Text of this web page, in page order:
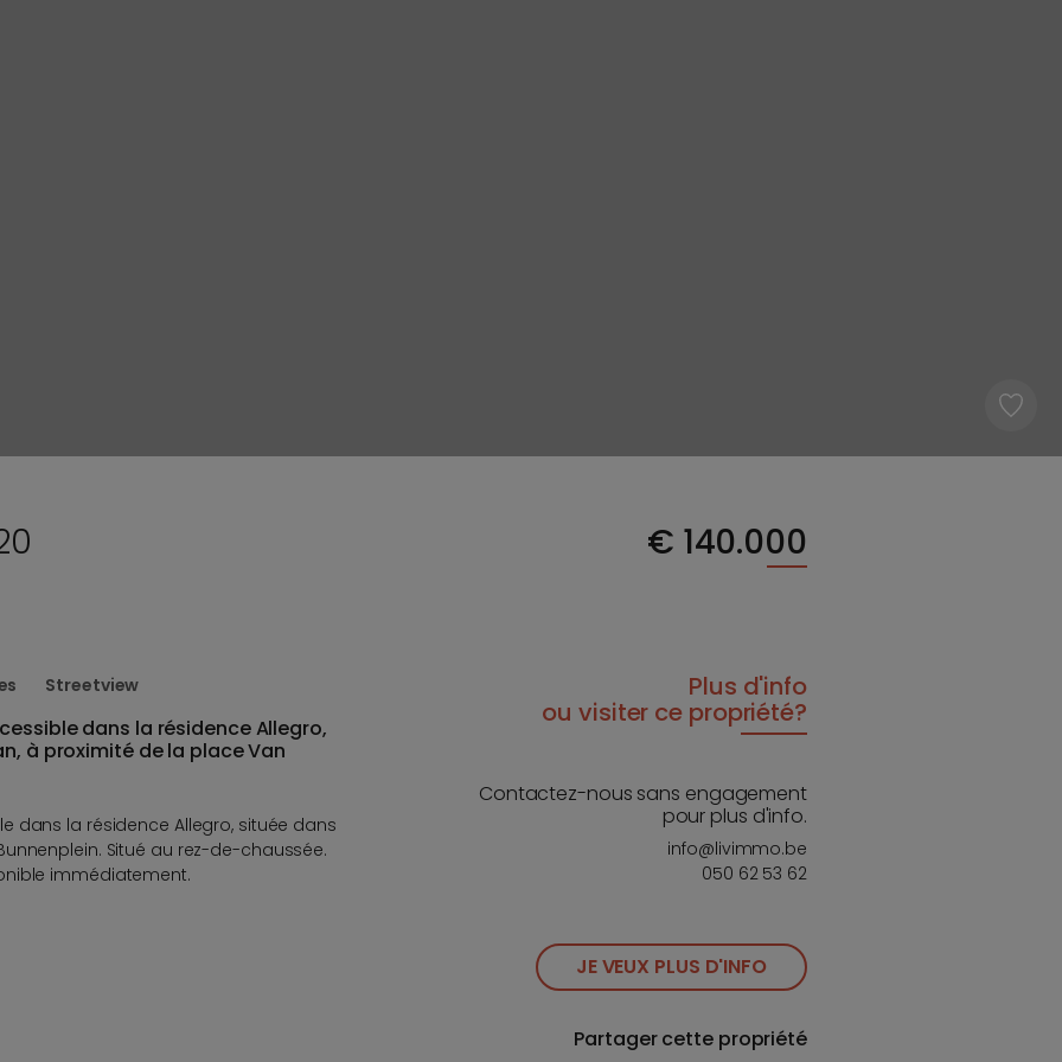
€ 140.000
Streetview
dans la résidence Allegro,
à proximité de la place Van
dans la résidence Allegro, située dans
Situé au rez-de-chaussée.
immédiatement.
Plus d'info
ou visiter ce propriété?
Contactez-nous sans engagement
pour plus d'info.
info@livimmo.be
050 62 53 62
JE VEUX PLUS D'INFO
Partager cette propriété